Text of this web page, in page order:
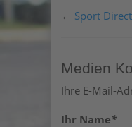
← Sport
Medien
Ihre E-Mail-
Ihr Name*